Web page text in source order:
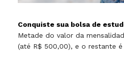
Conquiste sua bolsa de
Metade do valor da
(até R$ 500,00), e o restante